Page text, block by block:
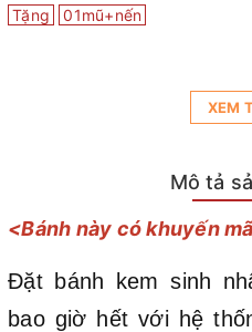
Tặng 01mũ+nến
XEM
Mô tả
<Bánh này có khuyến
Đặt bánh kem sinh
bao giờ hết với hệ